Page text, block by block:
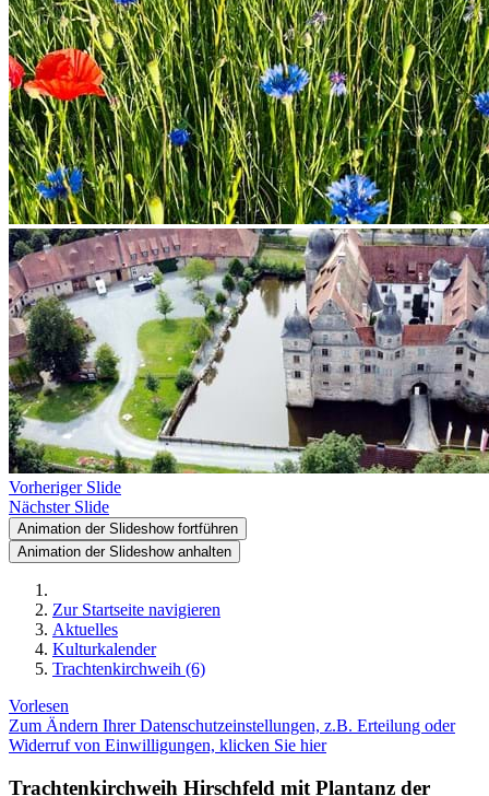
Vorheriger Slide
Nächster Slide
Animation der Slideshow fortführen
Animation der Slideshow anhalten
Zur Startseite navigieren
Aktuelles
Kulturkalender
Trachtenkirchweih (6)
Vorlesen
Zum Ändern Ihrer Datenschutzeinstellungen, z.B. Erteilung oder
Widerruf von Einwilligungen, klicken Sie hier
Trachtenkirchweih Hirschfeld mit Plantanz der